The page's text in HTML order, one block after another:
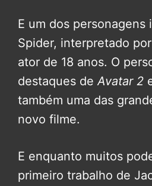
E um dos personagens
Spider, interpretado por
ator de 18 anos. O
destaques de Avatar 2
também uma das
novo filme.
E enquanto muitos
primeiro trabalho de